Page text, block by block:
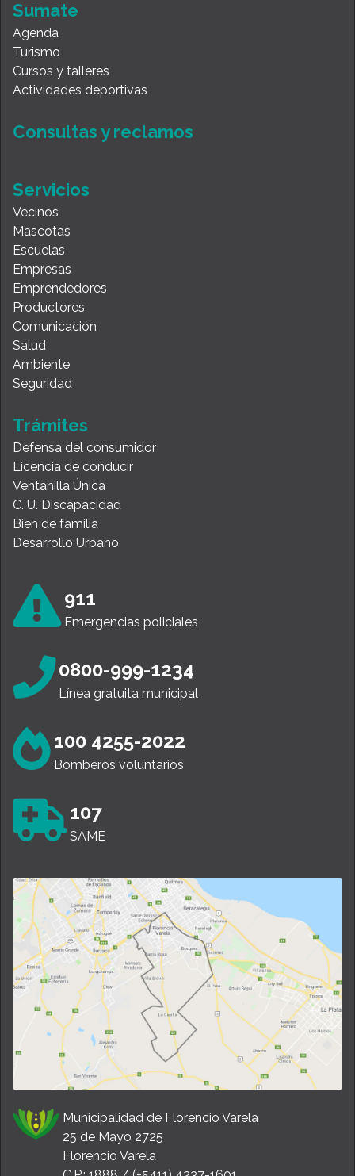
Sumate
Agenda
Turismo
Cursos y talleres
Actividades deportivas
Consultas y reclamos
Servicios
Vecinos
Mascotas
Escuelas
Empresas
Emprendedores
Productores
Comunicación
Salud
Ambiente
Seguridad
Trámites
Defensa del consumidor
Licencia de conducir
Ventanilla Única
C. U. Discapacidad
Bien de familia
Desarrollo Urbano
911
Emergencias policiales
0800-999-1234
Línea gratuita municipal
100 4255-2022
Bomberos voluntarios
107
SAME
Municipalidad de Florencio Varela
25 de Mayo 2725
Florencio Varela